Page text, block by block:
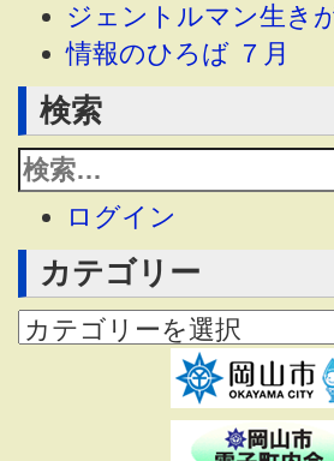
ジェントルマン生き
情報のひろば ７月
検索
ログイン
カテゴリー